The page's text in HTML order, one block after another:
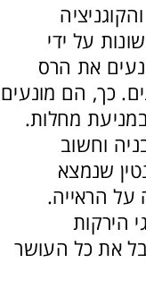
על ידי
את הרס
כך, הם מונעים
מחלות.
וחשוב
שנמצא
על הראייה.
הירקות
את כל העושר